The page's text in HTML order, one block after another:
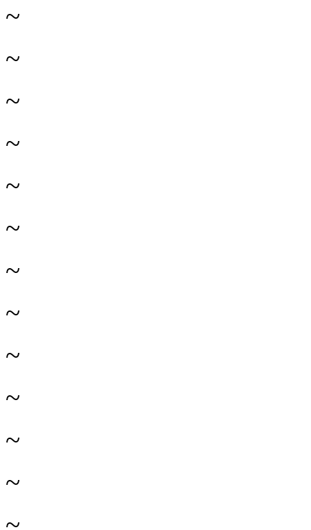
~
~
~
~
~
~
~
~
~
~
~
~